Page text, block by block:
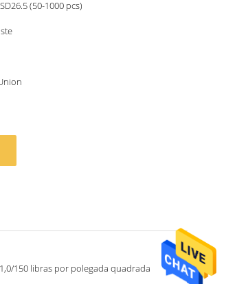
(50-1000 pcs)
150 libras por polegada quadrada